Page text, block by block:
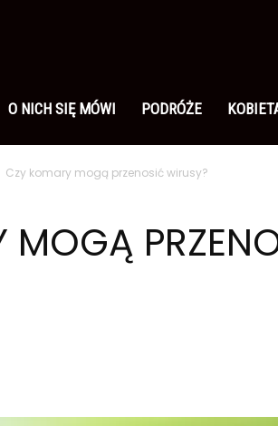
O NICH SIĘ MÓWI PODRÓŻE
Czy komary mogą przenosić wirusy?
MOGĄ